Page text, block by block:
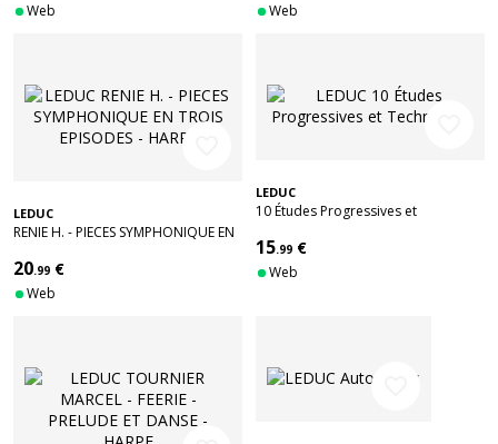
Web Web
LEDUC
RENIE H. - PIECES SYMPHONIQUE EN
20.99 €
Web
LEDUC
10 Études Progressives et
15.99 €
Web